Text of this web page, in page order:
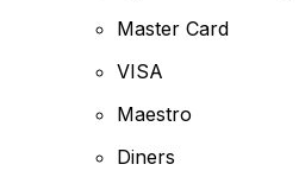
Master Card
VISA
Maestro
Diners